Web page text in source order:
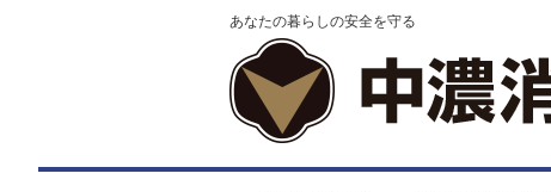
あなたの暮らしの安全を守る